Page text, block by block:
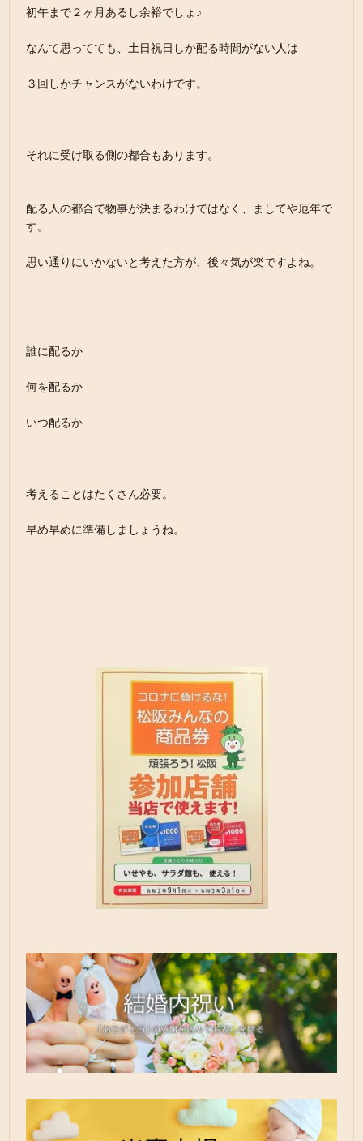
初午まで２ヶ月あるし余裕でしょ♪
なんて思ってても、土日祝日しか配る時間がない人は
３回しかチャンスがないわけです。
それに受け取る側の都合もあります。
配る人の都合で物事が決まるわけではなく、ましてや厄年で
す。
思い通りにいかないと考えた方が、後々気が楽ですよね。
誰に配るか
何を配るか
いつ配るか
考えることはたくさん必要。
早め早めに準備しましょうね。